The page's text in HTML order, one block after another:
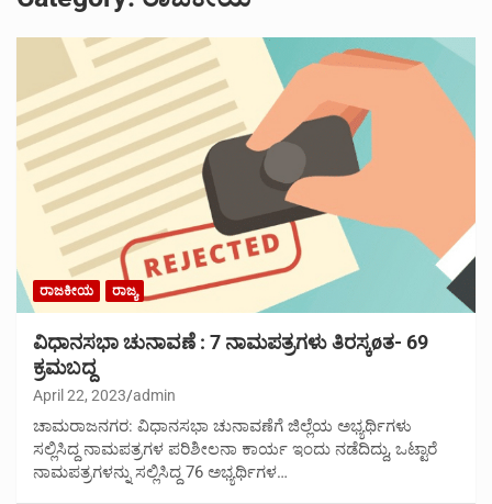
ರಾಜಕೀಯ ರಾಜ್ಯ
ವಿಧಾನಸಭಾ ಚುನಾವಣೆ : 7 ನಾಮಪತ್ರಗಳು ತಿರಸ್ಕøತ- 69
ಕ್ರಮಬದ್ದ
April 22, 2023 admin
ಚಾಮರಾಜನಗರ: ವಿಧಾನಸಭಾ ಚುನಾವಣೆಗೆ ಜಿಲ್ಲೆಯ ಅಭ್ಯರ್ಥಿಗಳು
ಸಲ್ಲಿಸಿದ್ದ ನಾಮಪತ್ರಗಳ ಪರಿಶೀಲನಾ ಕಾರ್ಯ ಇಂದು ನಡೆದಿದ್ದು, ಒಟ್ಟಾರೆ
ನಾಮಪತ್ರಗಳನ್ನು ಸಲ್ಲಿಸಿದ್ದ 76 ಅಭ್ಯರ್ಥಿಗಳ…